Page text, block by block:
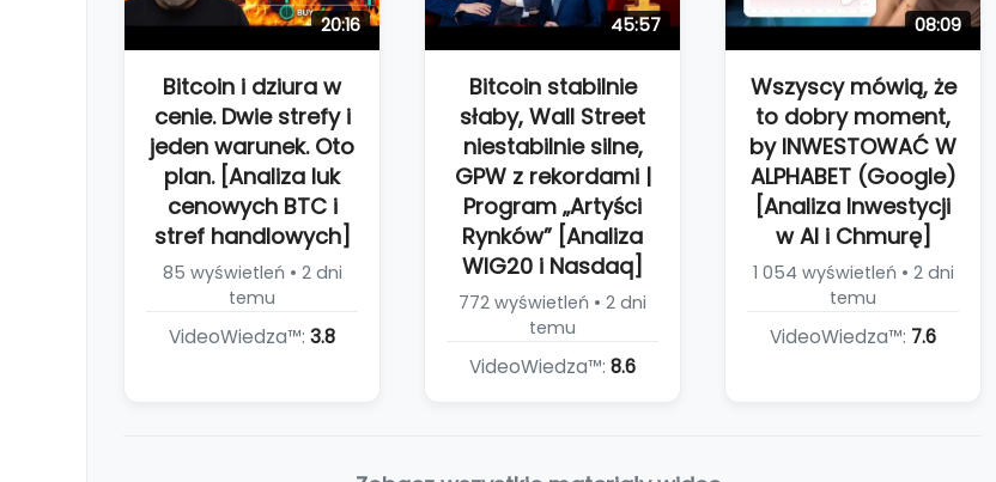
20:16
Bitcoin i dziura w
cenie. Dwie strefy i
jeden warunek. Oto
plan. [Analiza luk
cenowych BTC i
stref handlowych]
85 wyświetleń • 2 dni
temu
VideoWiedza™: 3.8
45:57
Bitcoin stabilnie
słaby, Wall Street
niestabilnie silne,
GPW z rekordami |
Program „Artyści
Rynków” [Analiza
WIG20 i Nasdaq]
772 wyświetleń • 2 dni
temu
VideoWiedza™: 8.6
08:09
Wszyscy mówią, że
to dobry moment,
by INWESTOWAĆ W
ALPHABET (Google)
[Analiza Inwestycji
w AI i Chmurę]
1 054 wyświetleń • 2 dni
temu
VideoWiedza™: 7.6